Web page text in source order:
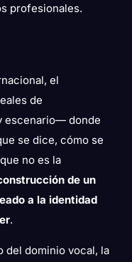
profesionales.
el
de
escenario— donde
se dice, cómo se
no es la
de un
a la identidad
.
del dominio vocal, la